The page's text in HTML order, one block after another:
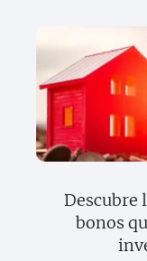
Descubre
bonos